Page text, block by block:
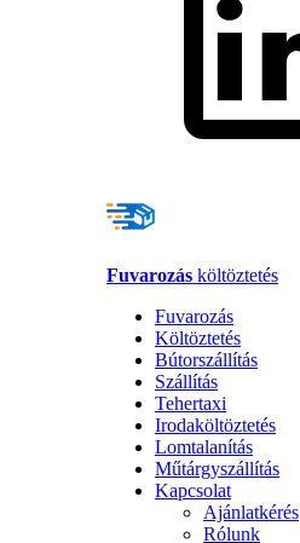
Fuvarozás költöztetés
Fuvarozás
Költöztetés
Bútorszállítás
Szállítás
Tehertaxi
Irodaköltöztetés
Lomtalanítás
Műtárgyszállítás
Kapcsolat
Ajánlatkérés
Rólunk